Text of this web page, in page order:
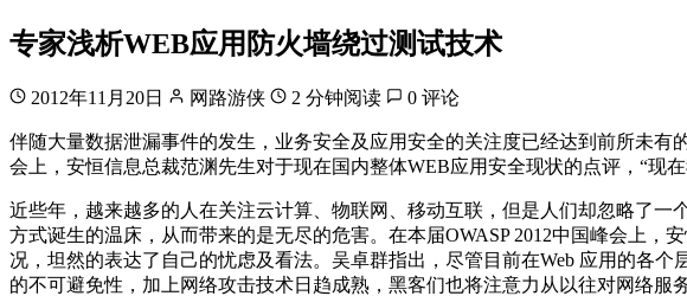
专家浅析WEB应用防火墙绕过测试技术
2012年11月20日 网路游侠 2 分钟阅读 0 评论
伴随大量数据泄漏事件的发生，业务安全及应用安全的关注度已经达到前所未有
会上，安恒信息总裁范渊先生对于现在国内整体WEB应用安全现状的点评，“现
近些年，越来越多的人在关注云计算、物联网、移动互联，但是人们却忽略了
方式诞生的温床，从而带来的是无尽的危害。在本届OWASP 2012中国峰会上
况，坦然的表达了自己的忧虑及看法。吴卓群指出，尽管目前在Web 应用的各
的不可避免性，加上网络攻击技术日趋成熟，黑客们也将注意力从以往对网络服